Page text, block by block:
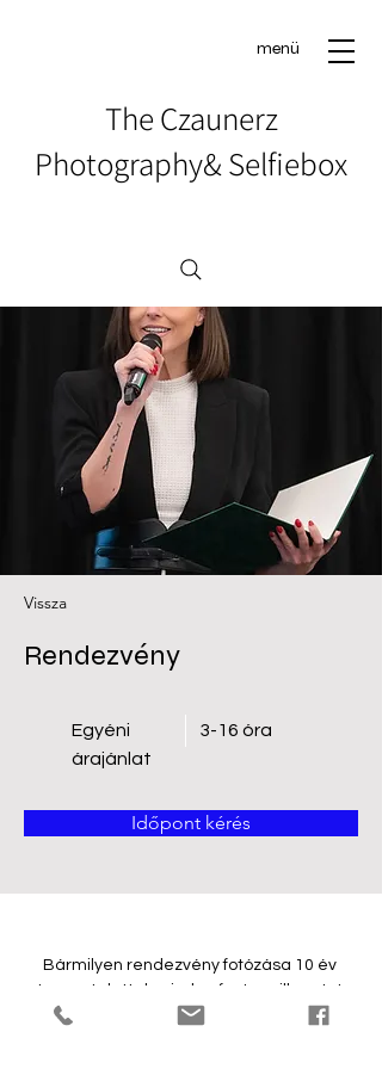
The Czaunerz
Photography& Selfiebox
menü
Vissza
Rendezvény
Egyéni
árajánlat
3-16 óra
Időpont kérés
Bármilyen rendezvény fotózása 10 év
tapasztalattal, minden fontos pillanatot
megörökítve. :)